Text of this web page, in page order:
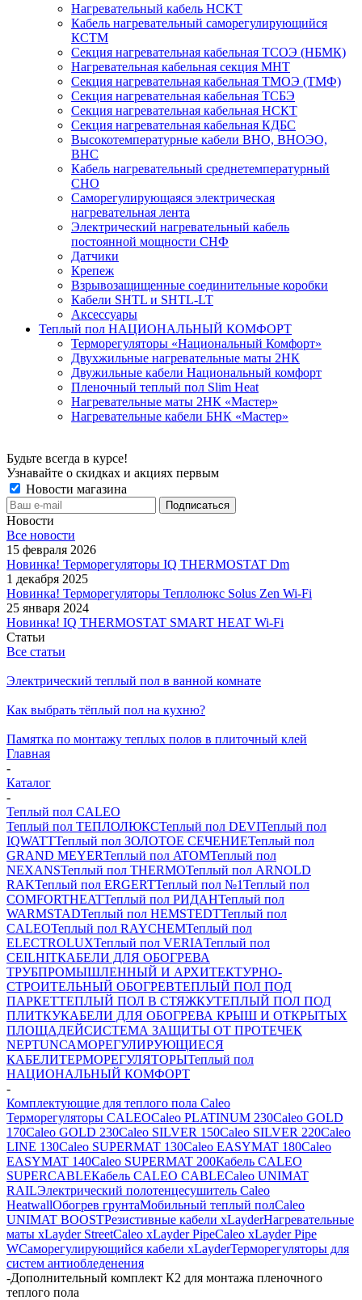
Нагревательный кабель НCKТ
Кабель нагревательный саморегулирующийся
КСТМ
Секция нагревательная кабельная ТСОЭ (НБМК)
Нагревательная кабельная секция МНТ
Секция нагревательная кабельная ТМОЭ (ТМФ)
Секция нагревательная кабельная ТСБЭ
Секция нагревательная кабельная НСКТ
Секция нагревательная кабельная КДБС
Высокотемпературные кабели ВНО, ВНОЭО,
ВНС
Кабель нагревательный среднетемпературный
СНО
Саморегулирующаяся электрическая
нагревательная лента
Электрический нагревательный кабель
постоянной мощности СНФ
Датчики
Крепеж
Взрывозащищенные соединительные коробки
Кабели SHTL и SHTL-LT
Аксессуары
Теплый пол НАЦИОНАЛЬНЫЙ КОМФОРТ
Терморегуляторы «Национальный Комфорт»
Двухжильные нагревательные маты 2НК
Двужильные кабели Национальный комфорт
Пленочный теплый пол Slim Heat
Нагревательные маты 2НК «Мастер»
Нагревательные кабели БНК «Мастер»
Будьте всегда в курсе!
Узнавайте о скидках и акциях первым
Новости магазина
Новости
Все новости
15 февраля 2026
Новинка! Терморегуляторы IQ THERMOSTAT Dm
1 декабря 2025
Новинка! Терморегуляторы Теплолюкс Solus Zen Wi-Fi
25 января 2024
Новинка! IQ THERMOSTAT SMART HEAT Wi-Fi
Статьи
Все статьи
Электрический теплый пол в ванной комнате
Как выбрать тёплый пол на кухню?
Памятка по монтажу теплых полов в плиточный клей
Главная
-
Каталог
-
Теплый пол CALEO
Теплый пол ТЕПЛОЛЮКСТеплый пол DEVIТеплый пол
IQWATTТеплый пол ЗОЛОТОЕ СЕЧЕНИЕТеплый пол
GRAND MEYERТеплый пол ATOMТеплый пол
NEXANSТеплый пол THERMOТеплый пол ARNOLD
RAKТеплый пол ERGERTТеплый пол №1Теплый пол
COMFORTHEATТеплый пол РИДАНТеплый пол
WARMSTADТеплый пол HEMSTEDTТеплый пол
CALEOТеплый пол RAYCHEMТеплый пол
ELECTROLUXТеплый пол VERIAТеплый пол
CEILHITКАБЕЛИ ДЛЯ ОБОГРЕВА
ТРУБПРОМЫШЛЕННЫЙ И АРХИТЕКТУРНО-
СТРОИТЕЛЬНЫЙ ОБОГРЕВТЕПЛЫЙ ПОЛ ПОД
ПАРКЕТТЕПЛЫЙ ПОЛ В СТЯЖКУТЕПЛЫЙ ПОЛ ПОД
ПЛИТКУКАБЕЛИ ДЛЯ ОБОГРЕВА КРЫШ И ОТКРЫТЫХ
ПЛОЩАДЕЙСИСТЕМА ЗАЩИТЫ ОТ ПРОТЕЧЕК
NEPTUNСАМОРЕГУЛИРУЮЩИЕСЯ
КАБЕЛИТЕРМОРЕГУЛЯТОРЫТеплый пол
НАЦИОНАЛЬНЫЙ КОМФОРТ
-
Комплектующие для теплого пола Caleo
Терморегуляторы CALEOCaleo PLATINUM 230Caleo GOLD
170Caleo GOLD 230Caleo SILVER 150Caleo SILVER 220Caleo
LINE 130Caleo SUPERMAT 130Caleo EASYMAT 180Caleo
EASYMAT 140Caleo SUPERMAT 200Кабель CALEO
SUPERCABLEКабель CALEO CABLECaleo UNIMAT
RAILЭлектрический полотенцесушитель Caleo
HeatwallОбогрев грунтаМобильный теплый полCaleo
UNIMAT BOOSTРезистивные кабели xLayderНагревательные
маты xLayder StreetCaleo xLayder PipeCaleo xLayder Pipe
WСаморегулирующийся кабели xLayderТерморегуляторы для
систем антиобледенения
-Дополнительный комплект К2 для монтажа пленочного
теплого пола